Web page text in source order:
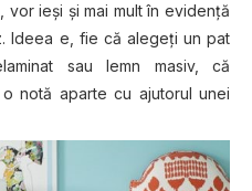
ieși și mai mult în evidență
Ideea e, fie că alegeți un pat
sau lemn masiv, că
notă aparte cu ajutorul unei